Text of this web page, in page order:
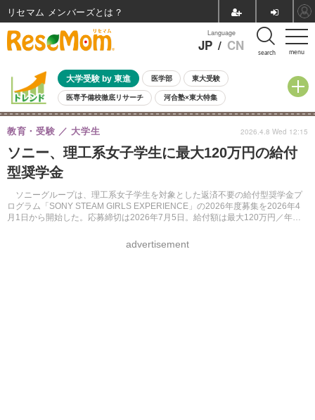
menu
Language
JP / CN search
大学受験 by 東進 医学部 東大受験
医専予備校徹底リサーチ 河合塾×東大特集
親子で考える大学選び 高校受験 中学受験 小学校受験
共通テスト 夏休み
8月開催イベント・WS 全国公立高校 過去問 人気記事
自由研究教材（小学生向け）
ソニー、理工系女子学生に最大120万円の給付
型奨学金
ソニーグループは、理工系女子学生を対象とした返済不要の給付型奨学金プ
ログラム「SONY STEAM GIRLS EXPERIENCE」の2026年度募集を2026年4
月1日から開始した。応募締切は2026年7月5日。給付額は最大120万円／年
教育・受験 大学生
advertisement
2026.4.8 Wed 12:15
リセマム メンバーズ